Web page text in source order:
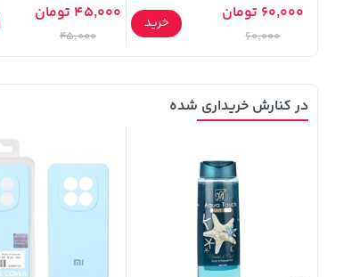
60,000 تومان
60,000
خرید 45,000 تومان
45,000
در کنارش خریداری شده